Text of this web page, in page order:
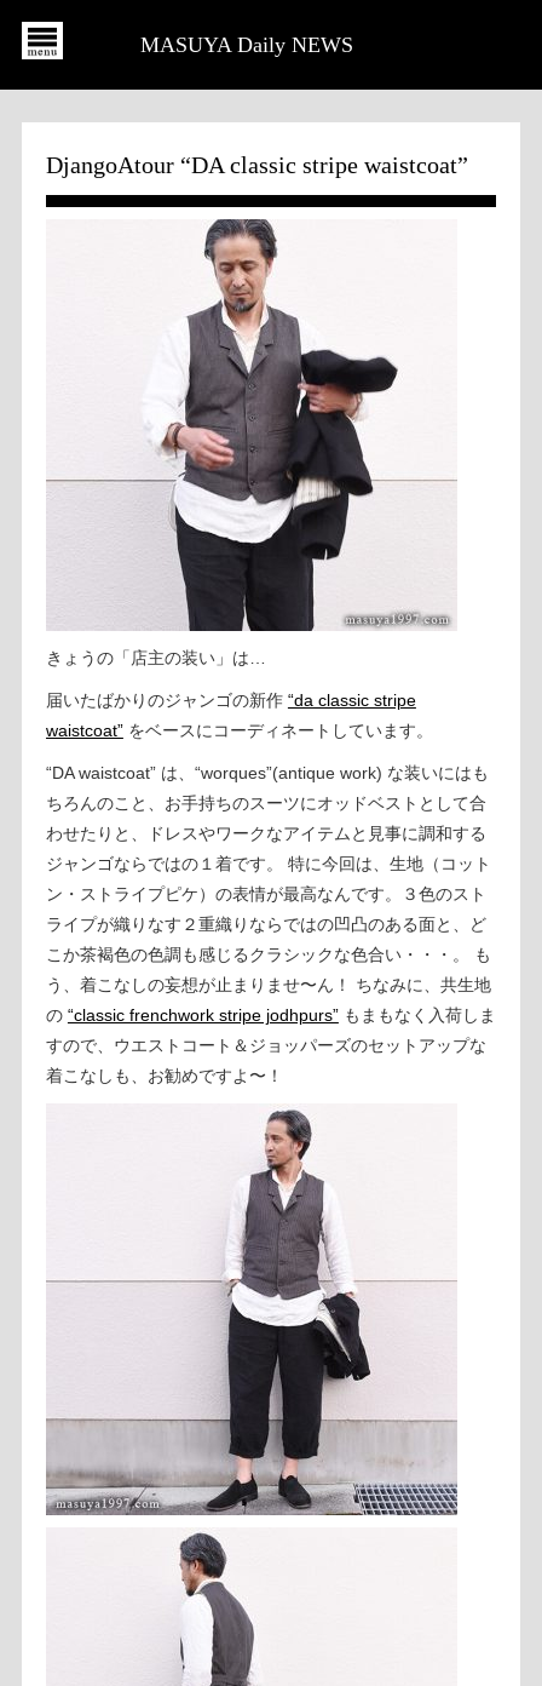
MASUYA Daily NEWS
DjangoAtour “DA classic stripe waistcoat”
きょうの「店主の装い」は…
届いたばかりのジャンゴの新作 “da classic stripe
waistcoat”をベースにコーディネートしています。
“DA waistcoat” は、“worques”(antique work) な装いにはも
ちろんのこと、お手持ちのスーツにオッドベストとして合
わせたりと、ドレスやワークなアイテムと見事に調和する
ジャンゴならではの１着です。 特に今回は、生地（コット
ン・ストライプピケ）の表情が最高なんです。３色のスト
ライプが織りなす２重織りならではの凹凸のある面と、ど
こか茶褐色の色調も感じるクラシックな色合い・・・。 も
う、着こなしの妄想が止まりませ〜ん！ ちなみに、共生地
の “classic frenchwork stripe jodhpurs”もまもなく入荷しま
すので、ウエストコート＆ジョッパーズのセットアップな
着こなしも、お勧めですよ〜！